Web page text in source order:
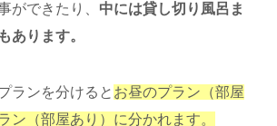
ができたり、 中には貸し切り風呂ま
あります。
ランを分けると お昼のプラン（部屋
ン（部屋あり）に分かれます。